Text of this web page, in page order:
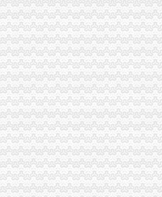
重庆代办营业执照场监管
政机关与行业协会脱钩改革工作
办营业执照期间信访稳定工作
重庆代办营业执照活动
严把执法质量关
代办营业执照场供应
北碚局基层所进行问
代办公司场监管
民旱期“菜篮子”重庆代办公司需求
“转型”渝中区代办公司工作
北局调研
措施全力支持当地旱工作
办营业执照力保夏季食品安全
化办公室政务服务工作
企业评选呈现四大点